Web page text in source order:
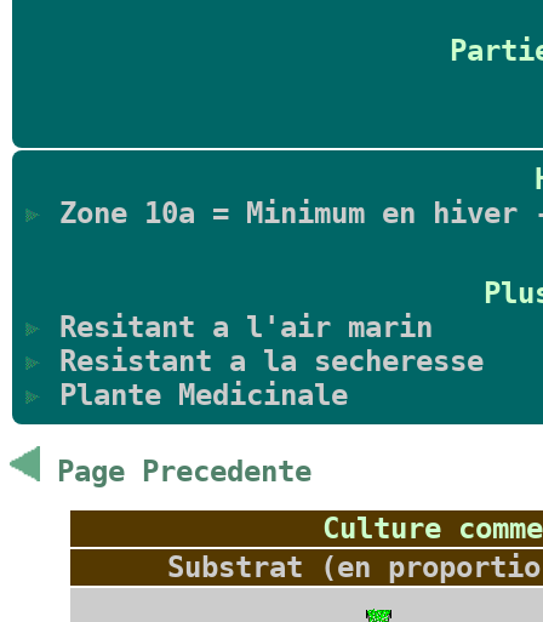
Zone 10a = Minimum en
Resitant a l'air marin
Resistant a la secheresse
Plante Medicinale
Page Precedente
Culture
Substrat (en